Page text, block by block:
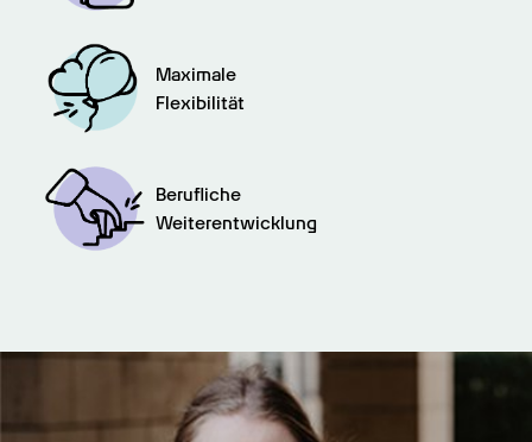
Maximale
Flexibilität
Berufliche
Weiterentwicklung